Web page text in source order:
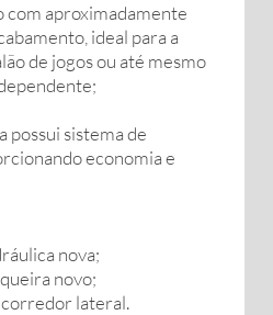
aproximadamente
ideal para a
de jogos ou até mesmo
possui sistema de
economia e
nova;
novo;
lateral.